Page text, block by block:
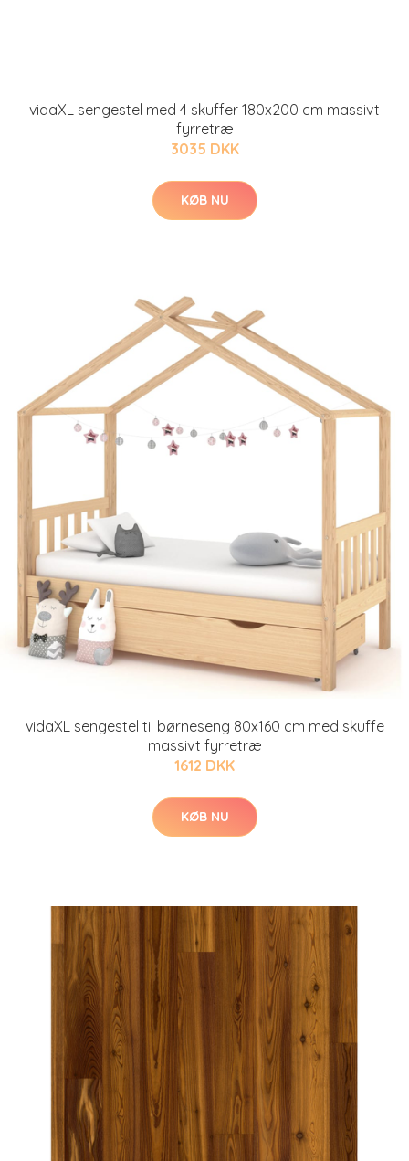
vidaXL sengestel med 4 skuffer 180x200 cm massivt
fyrretræ
3035 DKK
KØB NU
vidaXL sengestel til børneseng 80x160 cm med skuffe
massivt fyrretræ
1612 DKK
KØB NU